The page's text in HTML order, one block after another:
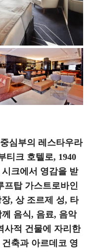
심부의 레스타우라
티크 호텔로, 1940
크에서 영감을 받
프탑 가스트로바인
, 상 조르제 성, 타
음식, 음료, 음악
사적 건물에 자리한
축과 아르데코 영